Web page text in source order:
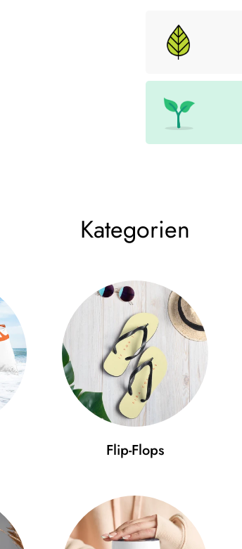
• 100 %
• Stoffgewicht:
• Single-Jersey
• Mittlere Passform
• Eingestellte Ärmel
• 1 × 1 Rippung am
Die Größen
Kunden eine
BODY
S
69
M
L
Kategorien
Flip-Flops